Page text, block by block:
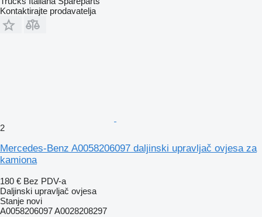
Kontaktirajte prodavatelja
2
Mercedes-Benz A0058206097 daljinski upravljač ovjesa za
kamiona
180 € Bez PDV-a
Daljinski upravljač ovjesa
Stanje novi
A0058206097 A0028208297